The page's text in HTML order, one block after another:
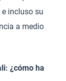
incluso su
a medio
¿cómo ha